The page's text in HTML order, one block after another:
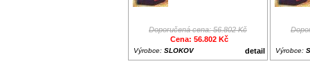
Doporučená cena: 56.802 Kč
Cena: 56.802 Kč
detail
Výrobce: SLOKOV Výrobce: